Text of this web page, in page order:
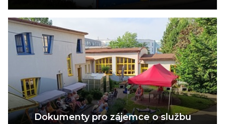
Dokumenty pro zájemce o službu